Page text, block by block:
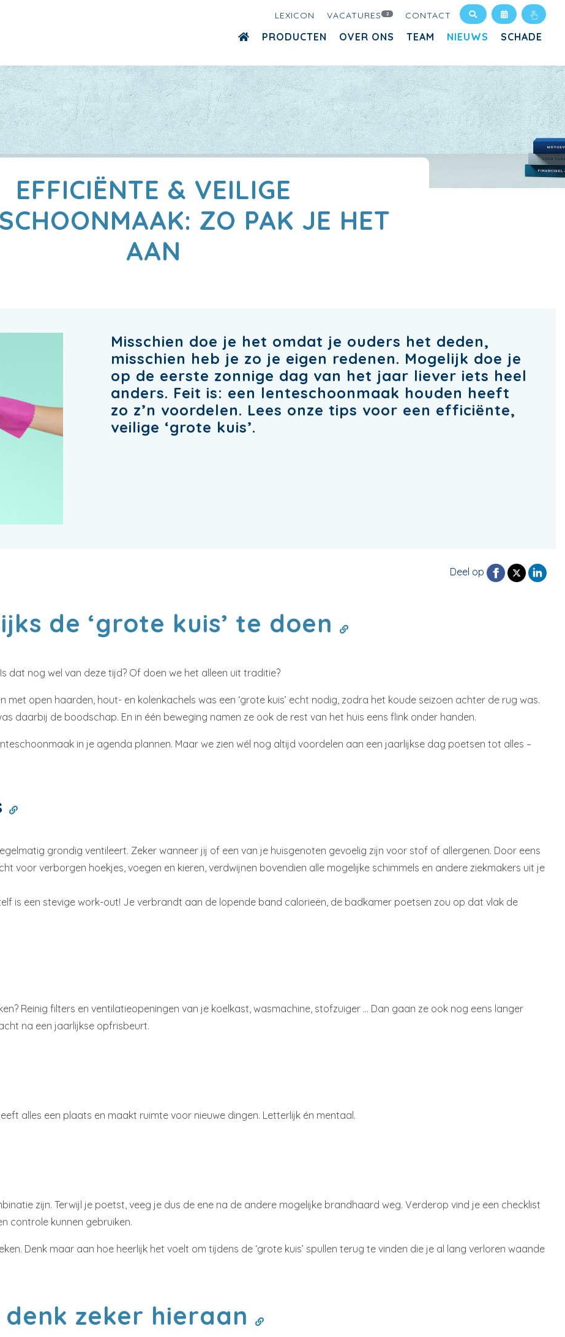
LEXICON VACATURES 2 CONTACT
PRODUCTEN OVER ONS TEAM NIEUWS SCHADE
EFFICIËNTE & VEILIGE
ZO PAK JE HET
AAN
Misschien doe je het omdat je ouders het deden,
misschien heb je zo je eigen redenen. Mogelijk doe je
op de eerste zonnige dag van het jaar liever iets heel
anders. Feit is: een lenteschoonmaak houden heeft
zo z’n voordelen. Lees onze tips voor een efficiënte,
veilige ‘grote kuis’.
Deel op
de ‘grote kuis’ te doen
dat nog wel van deze tijd? Of doen we het alleen uit traditie?
open haarden, hout- en kolenkachels was een ‘grote kuis’ echt nodig, zodra het koude seizoen achter de rug was.
daarbij de boodschap. En in één beweging namen ze ook de rest van het huis eens flink onder handen.
in je agenda plannen. Maar we zien wél nog altijd voordelen aan een jaarlijkse dag poetsen tot alles –
grondig ventileert. Zeker wanneer jij of een van je huisgenoten gevoelig zijn voor stof of allergenen. Door eens
voor verborgen hoekjes, voegen en kieren, verdwijnen bovendien alle mogelijke schimmels en andere ziekmakers uit je
is een stevige work-out! Je verbrandt aan de lopende band calorieën, de badkamer poetsen zou op dat vlak de
Reinig filters en ventilatieopeningen van je koelkast, wasmachine, stofzuiger … Dan gaan ze ook nog eens langer
na een jaarlijkse opfrisbeurt.
alles een plaats en maakt ruimte voor nieuwe dingen. Letterlijk én mentaal.
zijn. Terwijl je poetst, veeg je dus de ene na de andere mogelijke brandhaard weg. Verderop vind je een checklist
controle kunnen gebruiken.
Denk maar aan hoe heerlijk het voelt om tijdens de ‘grote kuis’ spullen terug te vinden die je al lang verloren waande
zeker hieraan